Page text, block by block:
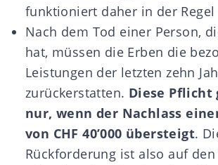
funktioniert daher in der
Nach dem Tod einer Person,
hat, müssen die Erben die
Leistungen der letzten zehn
zurückerstatten. Diese Pflicht
nur, wenn der Nachlass
von CHF 40’000 übersteigt.
Rückforderung ist also auf den